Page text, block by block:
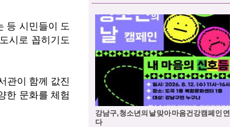
강남구, 청소년의 날 맞아 마음건강캠페인 연
다